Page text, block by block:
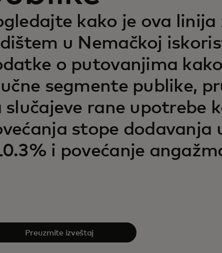
kako je ova
u Nemačkoj
o putovanjima
segmente publike,
slučajeve rane upotrebe
stope dodavanja
i povećanje
Preuzmite izveštaj